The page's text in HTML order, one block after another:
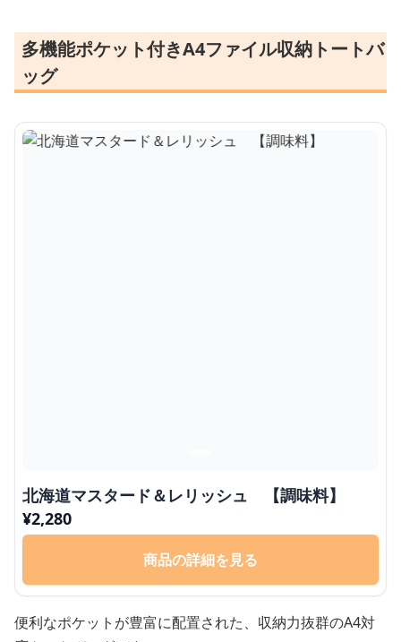
多機能ポケット付きA4ファイル収納トートバ
ッグ
北海道マスタード＆レリッシュ 【調味料】
¥2,280
商品の詳細を見る
便利なポケットが豊富に配置された、収納力抜群のA4対